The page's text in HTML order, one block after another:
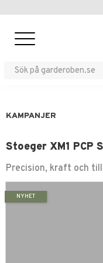
KAMPANJER
Stoeger XM1 PCP
Precision, kraft och
NYHET